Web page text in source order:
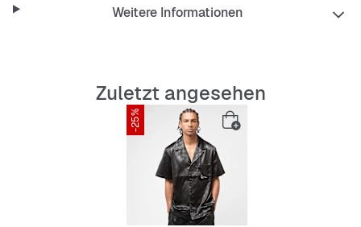
Marke: Karl Kani
Passform: Oversized Fit für lockeren Sitz
Kragen: Klassischer Hemdkragen
Material: Strapazierfähig und langlebig
Weitere Informationen
Zuletzt angesehen
-25%